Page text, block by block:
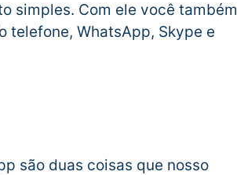
simples. Com ele você também
telefone, WhatsApp, Skype e
são duas coisas que nosso